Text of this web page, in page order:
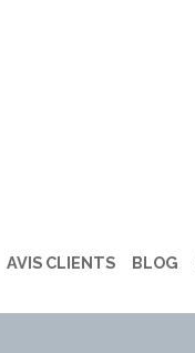
AVIS CLIENTS BLOG